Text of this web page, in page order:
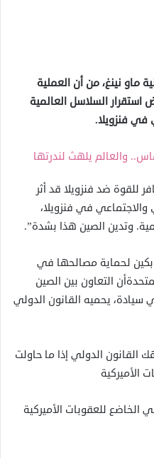
ماو نينغ، من أن العملية
استقرار السلاسل العالمية
في فنزويلا.
والعالم يلهث لندرتها
للقوة ضد فنزويلا قد أثر
في فنزويلا،
وتدين الصين هذا بشدة”.
لحماية مصالحها في
التعاون بين الصين
سيادة، يحميه القانون الدولي
القانون الدولي إذا ما حاولت
الأميركية
للعقوبات الأميركية